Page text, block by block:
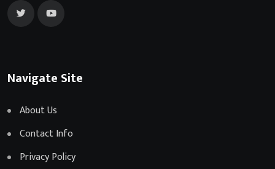
Navigate Site
About Us
Contact Info
Privacy Policy